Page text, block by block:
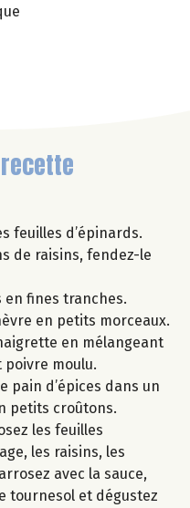
recette
feuilles d’épinards.
de raisins, fendez-le
en fines tranches.
en petits morceaux.
en mélangeant
poivre moulu.
pain d’épices dans un
petits croûtons.
les feuilles
les raisins, les
avec la sauce,
tournesol et dégustez